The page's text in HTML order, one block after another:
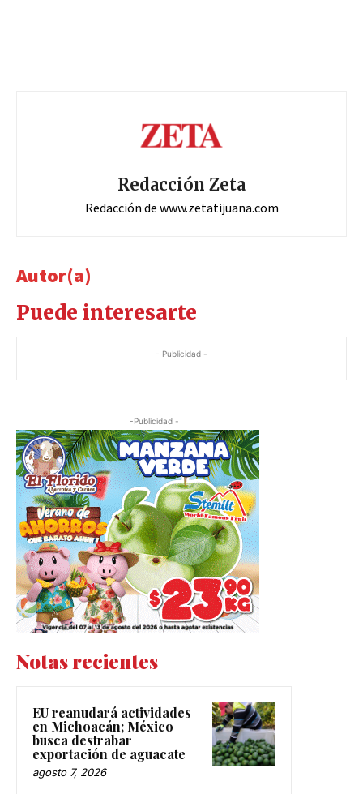
Redacción Zeta
Redacción de www.zetatijuana.com
Autor(a)
Puede interesarte
- Publicidad -
-Publicidad -
Notas recientes
EU reanudará actividades
en Michoacán; México
busca destrabar
exportación de aguacate
agosto 7, 2026